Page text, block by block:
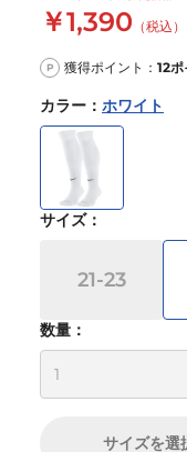
￥1,390 （税込）
P 獲得ポイント： 12ポ
カラー ： ホワイト
サイズ：
21-23
数量：
サイズを選